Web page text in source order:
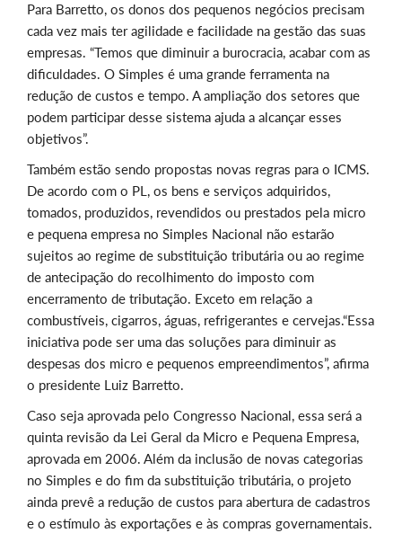
Para Barretto, os donos dos pequenos negócios precisam
cada vez mais ter agilidade e facilidade na gestão das suas
empresas. “Temos que diminuir a burocracia, acabar com as
dificuldades. O Simples é uma grande ferramenta na
redução de custos e tempo. A ampliação dos setores que
podem participar desse sistema ajuda a alcançar esses
objetivos”.
Também estão sendo propostas novas regras para o ICMS.
De acordo com o PL, os bens e serviços adquiridos,
tomados, produzidos, revendidos ou prestados pela micro
e pequena empresa no Simples Nacional não estarão
sujeitos ao regime de substituição tributária ou ao regime
de antecipação do recolhimento do imposto com
encerramento de tributação. Exceto em relação a
combustíveis, cigarros, águas, refrigerantes e cervejas.“Essa
iniciativa pode ser uma das soluções para diminuir as
despesas dos micro e pequenos empreendimentos”, afirma
o presidente Luiz Barretto.
Caso seja aprovada pelo Congresso Nacional, essa será a
quinta revisão da Lei Geral da Micro e Pequena Empresa,
aprovada em 2006. Além da inclusão de novas categorias
no Simples e do fim da substituição tributária, o projeto
ainda prevê a redução de custos para abertura de cadastros
e o estímulo às exportações e às compras governamentais.